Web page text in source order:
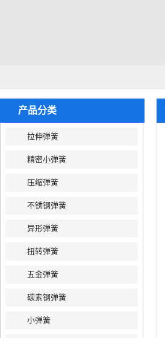
产品分类
拉伸弹簧
精密小弹簧
压缩弹簧
不锈钢弹簧
异形弹簧
扭转弹簧
五金弹簧
碳素钢弹簧
小弹簧